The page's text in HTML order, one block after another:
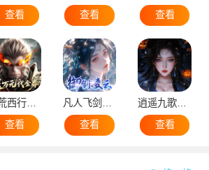
查看
查看
查看
洪荒西行录（0.1折万元真充高爆版）
查看
凡人飞剑（0.1折仙女管家甜蜜助阵）
查看
逍遥九歌行（0.1折10亿钻石开局）
查看